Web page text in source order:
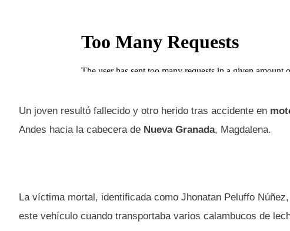
Un joven resultó fallecido y otro herido tras accidente en
Andes hacia la cabecera de Nueva Granada, Magdalena.
La víctima mortal, identificada como Jhonatan Peluffo
este vehículo cuando transportaba varios calambucos de